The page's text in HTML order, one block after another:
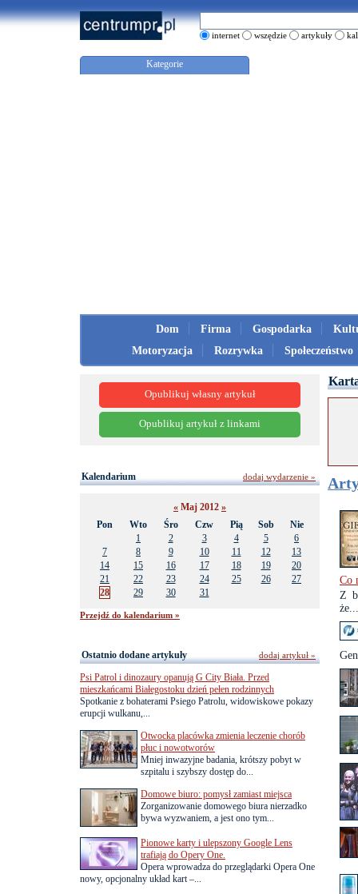
internet wszędzie artykuły
Kategorie
Dom Firma Gospodarka
Motoryzacja
Rozrywka Społeczeństwo
Co
Z
że...
Opublikuj własny artykuł
Opublikuj artykuł z linkami
Kalendarium
« Maj 2012 »
Pon
Wto Śro Czw Pią Sob
Nie
1
2 3 4 5
6
7
8 9 10 11 12
13
14
15 16 17 18 19
20
21
22 23 24 25 26
27
28
29 30 31
Przejdź do kalendarium »
dodaj wydarzenie »
Ostatnio dodane artykuły
Psi Patrol i dinozaury opanują G City Biała. Przed
mieszkańcami Białegostoku dzień pełen rodzinnych
Spotkanie z bohaterami Psiego Patrolu, widowiskowe pokazy
erupcji wulkanu,...
Otwocka placówka zmienia leczenie chorób
płuc i nowotworów
Mniej inwazyjne badania, krótszy pobyt w
szpitalu i szybszy dostęp do...
Domowe biuro: pomysł zamiast miejsca
Zorganizowanie domowego biura nierzadko
bywa wyzwaniem, a jest ono tym...
Pionowe karty i ulepszony Google Lens
trafiają do Opery One.
Opera wprowadza do przeglądarki Opera One
nowy, opcjonalny układ kart –...
dodaj artykuł »